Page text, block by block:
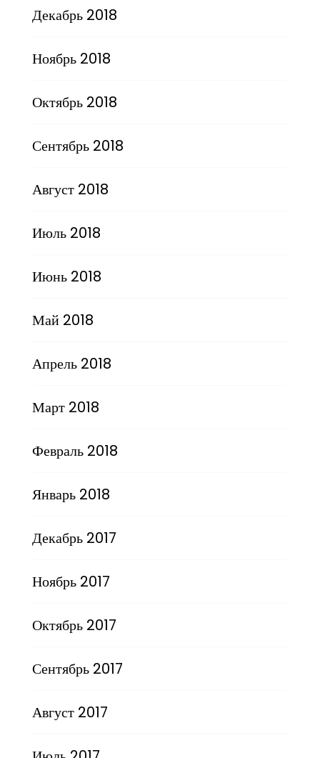
Декабрь 2018
Ноябрь 2018
Октябрь 2018
Сентябрь 2018
Август 2018
Июль 2018
Июнь 2018
Май 2018
Апрель 2018
Март 2018
Февраль 2018
Январь 2018
Декабрь 2017
Ноябрь 2017
Октябрь 2017
Сентябрь 2017
Август 2017